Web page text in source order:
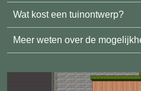
Wat kost een tuinontwerp?
Meer weten over de